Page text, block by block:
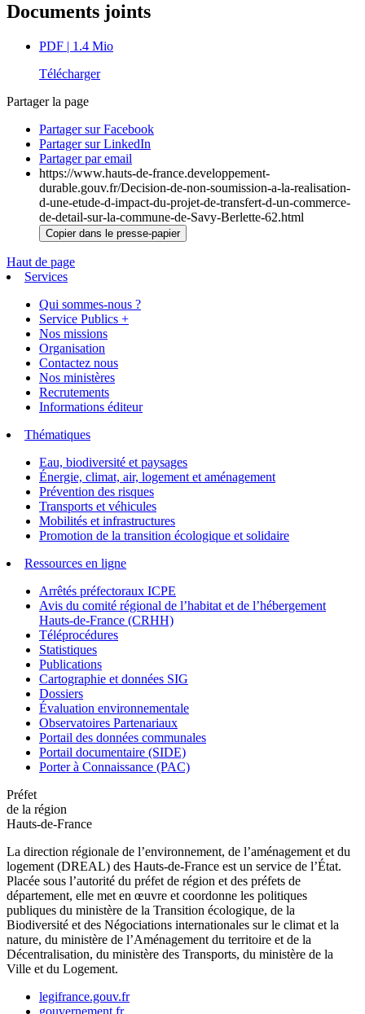
Documents joints
PDF | 1.4 Mio
Télécharger
Partager la page
Partager sur Facebook
Partager sur LinkedIn
Partager par email
https://www.hauts-de-france.developpement-
durable.gouv.fr/Decision-de-non-soumission-a-la-realisation-
d-une-etude-d-impact-du-projet-de-transfert-d-un-commerce-
de-detail-sur-la-commune-de-Savy-Berlette-62.html
Copier dans le presse-papier
Haut de page
Services
Qui sommes-nous ?
Service Publics +
Nos missions
Organisation
Contactez nous
Nos ministères
Recrutements
Informations éditeur
Thématiques
Eau, biodiversité et paysages
Énergie, climat, air, logement et aménagement
Prévention des risques
Transports et véhicules
Mobilités et infrastructures
Promotion de la transition écologique et solidaire
Ressources en ligne
Arrêtés préfectoraux ICPE
Avis du comité régional de l’habitat et de l’hébergement
Hauts-de-France (CRHH)
Téléprocédures
Statistiques
Publications
Cartographie et données SIG
Dossiers
Évaluation environnementale
Observatoires Partenariaux
Portail des données communales
Portail documentaire (SIDE)
Porter à Connaissance (PAC)
Préfet
de la région
Hauts-de-France
La direction régionale de l’environnement, de l’aménagement et du
logement (DREAL) des Hauts-de-France est un service de l’État.
Placée sous l’autorité du préfet de région et des préfets de
département, elle met en œuvre et coordonne les politiques
publiques du ministère de la Transition écologique, de la
Biodiversité et des Négociations internationales sur le climat et la
nature, du ministère de l’Aménagement du territoire et de la
Décentralisation, du ministère des Transports, du ministère de la
Ville et du Logement.
legifrance.gouv.fr
gouvernement.fr